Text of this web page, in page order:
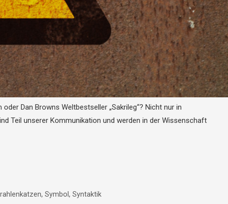
Dan Browns Weltbestseller „Sakrileg“? Nicht nur in
Teil unserer Kommunikation und werden in der Wissenschaft
, Symbol , Syntaktik